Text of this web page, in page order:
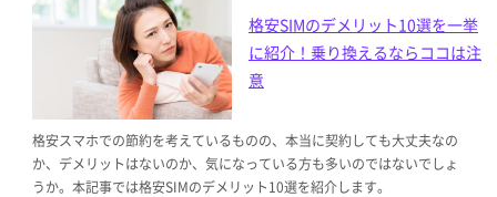
格安SIMのデメリット10選を一挙
に紹介！乗り換えるならココは注
意
格安スマホでの節約を考えているものの、本当に契約しても大丈夫なの
か、デメリットはないのか、気になっている方も多いのではないでしょ
うか。本記事では格安SIMのデメリット10選を紹介します。